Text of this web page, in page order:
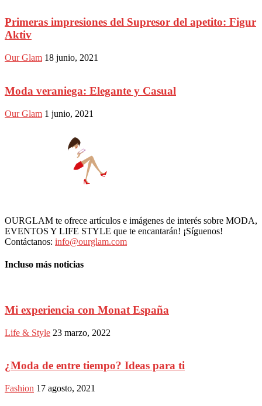
Primeras impresiones del Supresor del apetito: Figur
Aktiv
Our Glam 18 junio, 2021
Moda veraniega: Elegante y Casual
Our Glam 1 junio, 2021
OURGLAM te ofrece artículos e imágenes de interés sobre MODA,
EVENTOS Y LIFE STYLE que te encantarán! ¡Síguenos!
Contáctanos: info@ourglam.com
Incluso más noticias
Mi experiencia con Monat España
Life & Style 23 marzo, 2022
¿Moda de entre tiempo? Ideas para ti
Fashion 17 agosto, 2021